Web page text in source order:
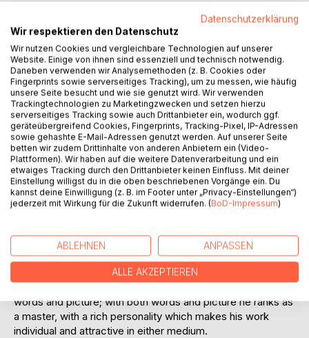
Titel bewerten
BESCHREIBUNG
Pirates, Buccaneers, Marooners, those cruel but
picturesque sea wolves who once infested the Spanish
Main, all live in present-day conceptions in great degree as
century and the first decade of the twentieth, had the fine
faculty of transposing himself into any chosen period of
history and making its people flesh and blood again-not just
historical puppets. His characters were sketched with both
words and picture; with both words and picture he ranks as
a master, with a rich personality which makes his work
individual and attractive in either medium.
Datenschutzerklärung
Wir respektieren den Datenschutz
Wir nutzen Cookies und vergleichbare Technologien auf unserer
Website. Einige von ihnen sind essenziell und technisch notwendig.
Daneben verwenden wir Analysemethoden (z. B. Cookies oder
Fingerprints sowie serverseitiges Tracking), um zu messen, wie häufig
unsere Seite besucht und wie sie genutzt wird. Wir verwenden
Trackingtechnologien zu Marketingzwecken und setzen hierzu
serverseitiges Tracking sowie auch Drittanbieter ein, wodurch ggf.
geräteübergreifend Cookies, Fingerprints, Tracking-Pixel, IP-Adressen
sowie gehashte E-Mail-Adressen genutzt werden. Auf unserer Seite
betten wir zudem Drittinhalte von anderen Anbietern ein (Video-
Plattformen). Wir haben auf die weitere Datenverarbeitung und ein
etwaiges Tracking durch den Drittanbieter keinen Einfluss. Mit deiner
Einstellung willigst du in die oben beschriebenen Vorgänge ein. Du
kannst deine Einwilligung (z. B. im Footer unter „Privacy-Einstellungen“)
jederzeit mit Wirkung für die Zukunft widerrufen. (BoD-Impressum)
ABLEHNEN ANPASSEN
ALLE AKZEPTIEREN